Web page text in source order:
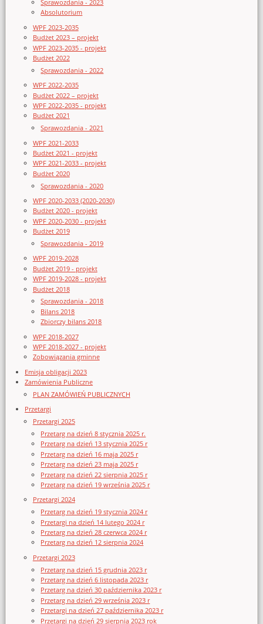
Sprawozdania - 2023
Absolutorium
WPF 2023-2035
Budżet 2023 – projekt
WPF 2023-2035 - projekt
Budżet 2022
Sprawozdania - 2022
WPF 2022-2035
Budżet 2022 – projekt
WPF 2022-2035 - projekt
Budżet 2021
Sprawozdania - 2021
WPF 2021-2033
Budżet 2021 - projekt
WPF 2021-2033 - projekt
Budżet 2020
Sprawozdania - 2020
WPF 2020-2033 (2020-2030)
Budżet 2020 - projekt
WPF 2020-2030 - projekt
Budżet 2019
Sprawozdania - 2019
WPF 2019-2028
Budżet 2019 - projekt
WPF 2019-2028 - projekt
Budżet 2018
Sprawozdania - 2018
Bilans 2018
Zbiorczy bilans 2018
WPF 2018-2027
WPF 2018-2027 - projekt
Zobowiązania gminne
Emisja obligacji 2023
Zamówienia Publiczne
PLAN ZAMÓWIEŃ PUBLICZNYCH
Przetargi
Przetargi 2025
Przetarg na dzień 8 stycznia 2025 r.
Przetarg na dzień 13 stycznia 2025 r
Przetarg na dzień 16 maja 2025 r
Przetarg na dzień 23 maja 2025 r
Przetarg na dzień 22 sierpnia 2025 r
Przetarg na dzień 19 września 2025 r
Przetargi 2024
Przetarg na dzień 19 stycznia 2024 r
Przetargi na dzień 14 lutego 2024 r
Przetarg na dzień 28 czerwca 2024 r
Przetarg na dzień 12 sierpnia 2024
Przetargi 2023
Przetarg na dzień 15 grudnia 2023 r
Przetarg na dzień 6 listopada 2023 r
Przetarg na dzień 30 października 2023 r
Przetarg na dzień 29 września 2023 r
Przetargi na dzień 27 października 2023 r
Przetargi na dzień 29 sierpnia 2023 rok